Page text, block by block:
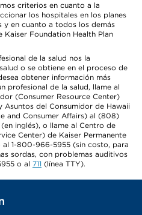
criterios en cuanto a la
los hospitales en los planes
y en cuanto a todos los demás
Foundation Health Plan
de la salud nos la
o se obtiene en el proceso de
obtener información más
profesional de la salud, llame al
(Consumer Resource Center)
del Consumidor de Hawaii
and Consumer Affairs) al (808)
(en inglés), o llame al Centro de
Center) de Kaiser Permanente
1-800-966-5955 (sin costo, para
sordas, con problemas auditivos
o al 711 (línea TTY).